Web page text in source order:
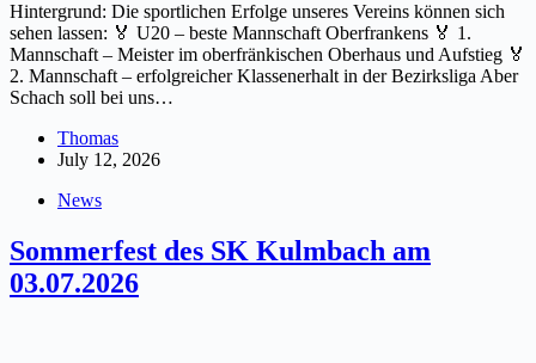
Hintergrund: Die sportlichen Erfolge unseres Vereins können sich
sehen lassen: 🏅 U20 – beste Mannschaft Oberfrankens 🏅 1.
Mannschaft – Meister im oberfränkischen Oberhaus und Aufstieg 🏅
2. Mannschaft – erfolgreicher Klassenerhalt in der Bezirksliga Aber
Schach soll bei uns…
Thomas
July 12, 2026
News
Sommerfest des SK Kulmbach am
03.07.2026